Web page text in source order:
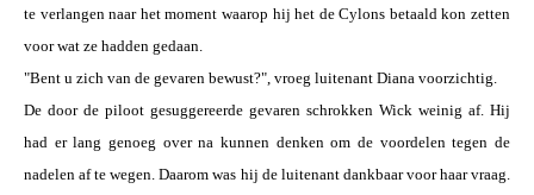
te verlangen naar het moment waarop hij het de Cylons betaald kon zetten
voor wat ze hadden gedaan.
"Bent u zich van de gevaren bewust?", vroeg luitenant Diana voorzichtig.
De door de piloot gesuggereerde gevaren schrokken Wick weinig af. Hij
had er lang genoeg over na kunnen denken om de voordelen tegen de
nadelen af te wegen. Daarom was hij de luitenant dankbaar voor haar vraag.